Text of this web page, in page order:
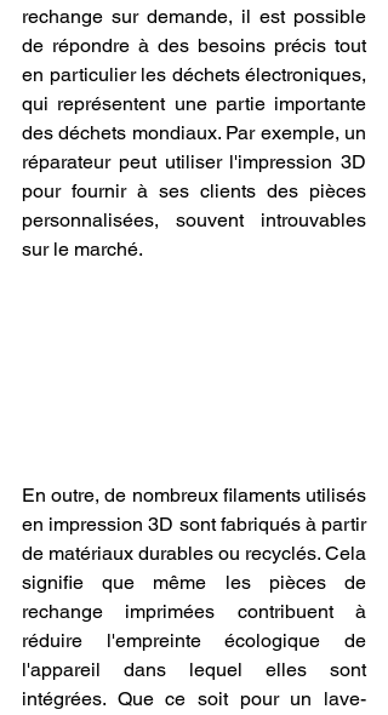
rechange sur demande, il est possible
de répondre à des besoins précis tout
en particulier les déchets électroniques,
qui représentent une partie importante
des déchets mondiaux. Par exemple, un
réparateur peut utiliser l'impression 3D
pour fournir à ses clients des pièces
personnalisées, souvent introuvables
sur le marché.
En outre, de nombreux filaments utilisés
en impression 3D sont fabriqués à partir
de matériaux durables ou recyclés. Cela
signifie que même les pièces de
rechange imprimées contribuent à
réduire l'empreinte écologique de
l'appareil dans lequel elles sont
intégrées. Que ce soit pour un lave-